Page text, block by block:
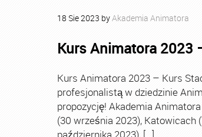
18 Sie2023 byAkademia Animatora
Kurs Animatora 2023
Kurs Animatora 2023 – Kurs
profesjonalistą w dziedzinie
propozycję! Akademia
(30 września 2023), Katowicach